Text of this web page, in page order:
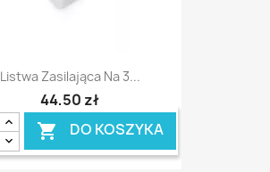
Listwa Zasilająca Na 3...
44,50 zł
 DO KOSZYKA